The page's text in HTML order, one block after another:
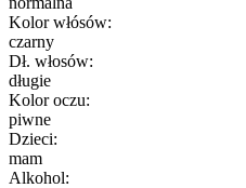
Kolor włósów:
czarny
Dł. włosów:
długie
Kolor oczu:
piwne
Dzieci:
mam
Alkohol: